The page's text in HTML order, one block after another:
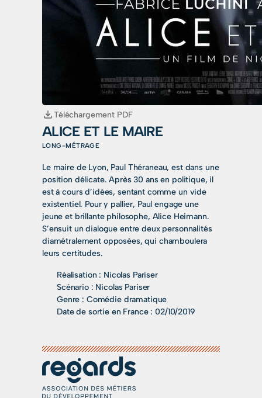
Téléchargement PDF
ALICE ET LE MAIRE
LONG-MÉTRAGE
Le maire de Lyon, Paul Théraneau, est dans une
position délicate. Après 30 ans en politique, il
est à cours d’idées, sentant comme un vide
existentiel. Pour y pallier, Paul engage une
jeune et brillante philosophe, Alice Heimann.
S’ensuit un dialogue entre deux personnalités
diamétralement opposées, qui chamboulera
leurs certitudes.
Réalisation : Nicolas Pariser
Scénario : Nicolas Pariser
Genre : Comédie dramatique
Date de sortie en France : 02/10/2019